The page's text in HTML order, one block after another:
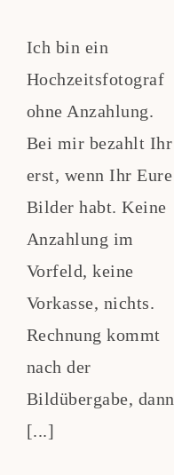
Ich bin ein
Hochzeitsfotograf
ohne Anzahlung.
Bei mir bezahlt Ihr
erst, wenn Ihr Eure
Bilder habt. Keine
Anzahlung im
Vorfeld, keine
Vorkasse, nichts.
Rechnung kommt
nach der
Bildübergabe, dann
[...]